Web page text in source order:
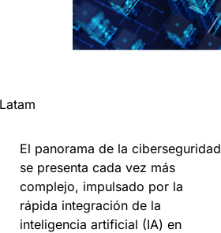
El panorama de la ciberseguridad
se presenta cada vez más
complejo, impulsado por la
rápida integración de la
inteligencia artificial (IA) en